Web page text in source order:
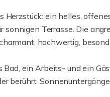
Herzstück: ein helles,
sonnigen Terrasse. Die
hochwertig,
Bad, ein Arbeits- und ein
berührt.